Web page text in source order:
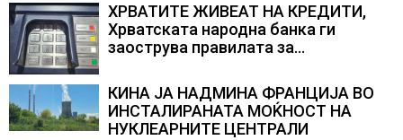
складирање на енергија од батерии
ХРВАТИТЕ ЖИВЕАТ НА КРЕДИТИ,
Хрватската народна банка ги
заострува правилата за
зголемени ризици во финансискиот
систем
КИНА ЈА НАДМИНА ФРАНЦИЈА ВО
ИНСТАЛИРАНАТА МОЌНОСТ НА
НУКЛЕАРНИТЕ ЦЕНТРАЛИ